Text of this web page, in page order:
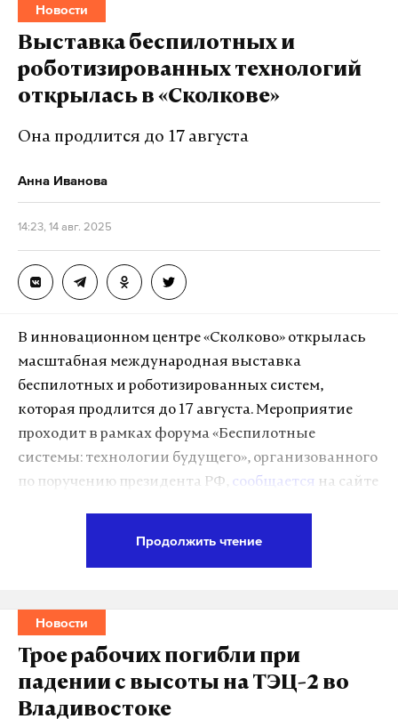
Новости
Выставка беспилотных и
роботизированных технологий
открылась в «Сколкове»
Она продлится до 17 августа
Анна Иванова
14:23, 14 авг. 2025
В инновационном центре «Сколково» открылась
масштабная международная выставка
беспилотных и роботизированных систем,
которая продлится до 17 августа. Мероприятие
проходит в рамках форума «Беспилотные
системы: технологии будущего», организованного
по поручению президента РФ, сообщается на сайте
Выставка разделена на две части: сценарную в
технопарке «Сколково», где представлены
решения для восьми ключевых отраслей
экономики, и стендовую в бизнес-центре
Продолжить чтение
Новости
Трое рабочих погибли при
падении с высоты на ТЭЦ-2 во
Владивостоке